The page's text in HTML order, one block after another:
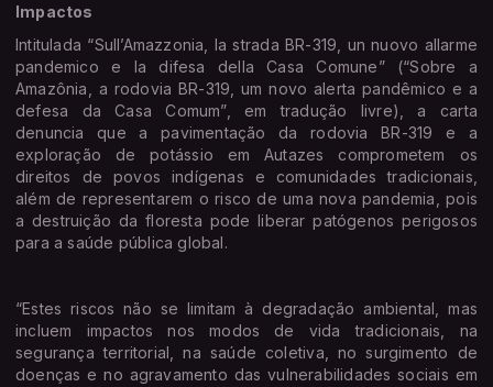
Impactos
Intitulada “Sull’Amazzonia, la strada BR-319, un nuovo allarme
pandemico e la difesa della Casa Comune” (“Sobre a
Amazônia, a rodovia BR-319, um novo alerta pandêmico e a
defesa da Casa Comum”, em tradução livre), a carta
denuncia que a pavimentação da rodovia BR-319 e a
exploração de potássio em Autazes comprometem os
direitos de povos indígenas e comunidades tradicionais,
além de representarem o risco de uma nova pandemia, pois
a destruição da floresta pode liberar patógenos perigosos
para a saúde pública global.
“Estes riscos não se limitam à degradação ambiental, mas
incluem impactos nos modos de vida tradicionais, na
segurança territorial, na saúde coletiva, no surgimento de
doenças e no agravamento das vulnerabilidades sociais em